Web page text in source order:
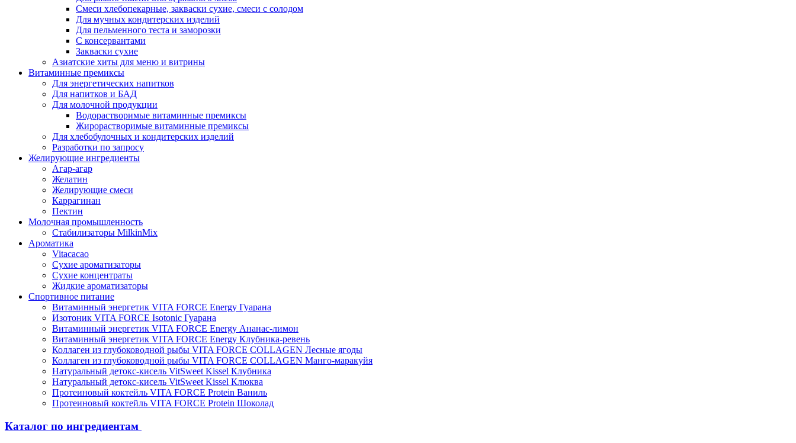
Смеси хлебопекарные, закваски сухие, смеси с солодом
Для мучных кондитерских изделий
Для пельменного теста и заморозки
С консервантами
Закваски сухие
Азиатские хиты для меню и витрины
Витаминные премиксы
Для энергетических напитков
Для напитков и БАД
Для молочной продукции
Водорастворимые витаминные премиксы
Жирорастворимые витаминные премиксы
Для хлебобулочных и кондитерских изделий
Разработки по запросу
Желирующие ингредиенты
Агар-агар
Желатин
Желирующие смеси
Каррагинан
Пектин
Молочная промышленность
Стабилизаторы MilkinMix
Ароматика
Vitacacao
Сухие ароматизаторы
Сухие концентраты
Жидкие ароматизаторы
Спортивное питание
Витаминный энергетик VITA FORCE Energy Гуарана
Изотоник VITA FORCE Isotonic Гуарана
Витаминный энергетик VITA FORCE Energy Ананас-лимон
Витаминный энергетик VITA FORCE Energy Клубника-ревень
Коллаген из глубоководной рыбы VITA FORCE COLLAGEN Лесные ягоды
Коллаген из глубоководной рыбы VITA FORCE COLLAGEN Манго-маракуйя
Натуральный детокс-кисель VitSweet Kissel Клубника
Натуральный детокс-кисель VitSweet Kissel Клюква
Протеиновый коктейль VITA FORCE Protein Ваниль
Протеиновый коктейль VITA FORCE Protein Шоколад
Каталог по ингредиентам